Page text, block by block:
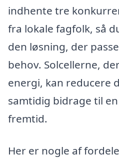
indhente tre
fra lokale fagfolk, så
den løsning, der
behov. Solcellerne,
energi, kan reducere
samtidig bidrage til
fremtid.
Her er nogle af